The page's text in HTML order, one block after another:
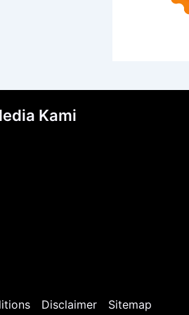
Kami
Disclaimer Sitemap